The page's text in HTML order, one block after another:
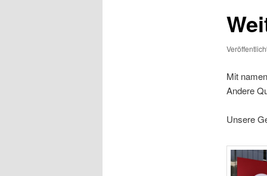
Mit
Andere
Unsere